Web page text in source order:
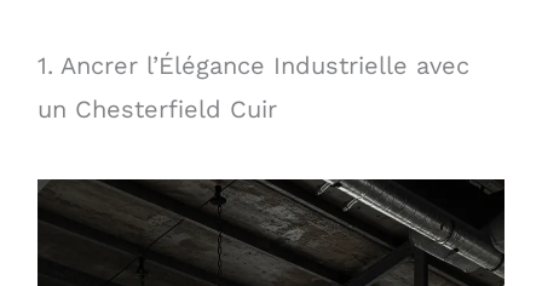
1. Ancrer l’Élégance Industrielle avec
un Chesterfield Cuir